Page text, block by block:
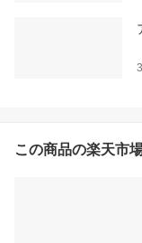
この商品の楽天市